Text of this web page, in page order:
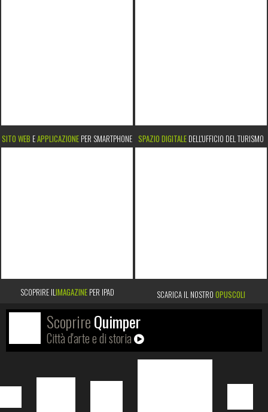
SITO WEB EAPPLICAZIONE PER SMARTPHONE SPAZIO DIGITALE DELL'UFFICIO DEL TURISMO
SCOPRIRE ILIMAGAZINEPER IPAD SCARICA IL NOSTRO OPUSCOLI
ScoprireQuimper
Città d'arte e di storia